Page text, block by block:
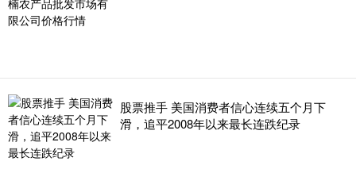
股票推手 美国消费者信心连续五个月下
滑，追平2008年以来最长连跌纪录